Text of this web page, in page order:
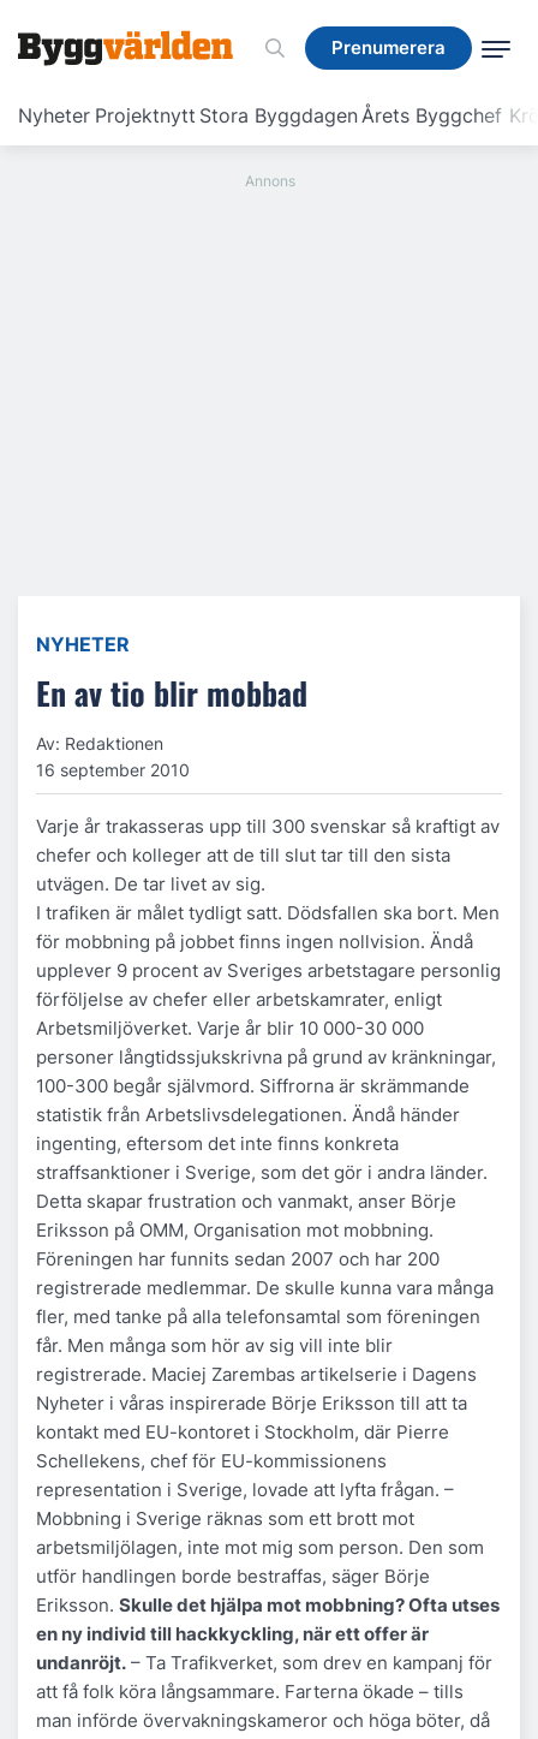
Prenumerera
Nyheter Projektnytt Stora ByggdagenÅrets Byggchef
Prenumerera
NYHETER
En av tio blir mobbad
Av: Redaktionen
16 september 2010
Varje år trakasseras upp till 300 svenskar så kraftigt av
chefer och kolleger att de till slut tar till den sista
utvägen. De tar livet av sig.
I trafiken är målet tydligt satt. Dödsfallen ska bort. Men
för mobbning på jobbet finns ingen nollvision. Ändå
upplever 9 procent av Sveriges arbetstagare personlig
förföljelse av chefer eller arbetskamrater, enligt
Arbetsmiljöverket. Varje år blir 10 000-30 000
personer långtidssjukskrivna på grund av kränkningar,
100-300 begår självmord. Siffrorna är skrämmande
statistik från Arbetslivsdelegationen. Ändå händer
ingenting, eftersom det inte finns konkreta
straffsanktioner i Sverige, som det gör i andra länder.
Detta skapar frustration och vanmakt, anser Börje
Eriksson på OMM, Organisation mot mobbning.
Föreningen har funnits sedan 2007 och har 200
registrerade medlemmar. De skulle kunna vara många
fler, med tanke på alla telefonsamtal som föreningen
får. Men många som hör av sig vill inte blir
registrerade. Maciej Zarembas artikelserie i Dagens
Nyheter i våras inspirerade Börje Eriksson till att ta
kontakt med EU-kontoret i Stockholm, där Pierre
Schellekens, chef för EU-kommissionens
representation i Sverige, lovade att lyfta frågan. –
Mobbning i Sverige räknas som ett brott mot
arbetsmiljölagen, inte mot mig som person. Den som
utför handlingen borde bestraffas, säger Börje
Eriksson. Skulle det hjälpa mot mobbning? Ofta utses
en ny individ till hackkyckling, när ett offer är
undanröjt. – Ta Trafikverket, som drev en kampanj för
att få folk köra långsammare. Farterna ökade – tills
man införde övervakningskameror och höga böter, då